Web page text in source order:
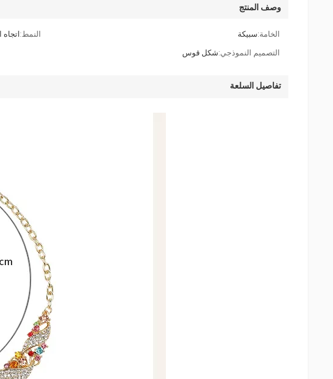
وصف المنتج
الخامة:سبيكة النمط:
التصميم النموذجي:شكل قوس
تفاصيل السلعة